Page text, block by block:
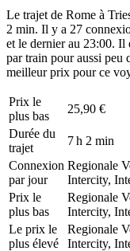
Le trajet de Rome à
2 min. Il y a 27
et le dernier au 23:00. Il
par train pour aussi peu
meilleur prix pour ce
Prix ​​le
plus bas
25,90 €
Durée du
trajet
7 h 2 min
Connexion
par jour
Regionale
Intercity,
Prix ​​le
plus bas
Regionale
Intercity,
Le prix le
plus élevé
Regionale
Intercity,